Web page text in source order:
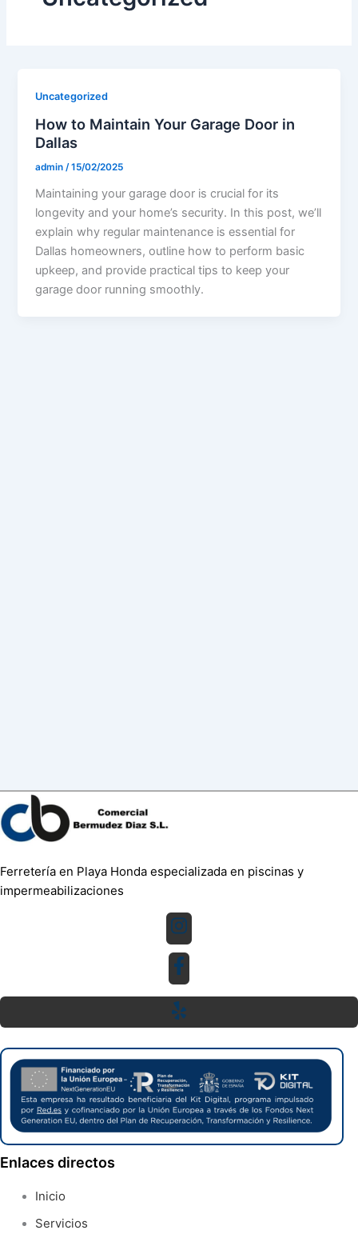
Uncategorized
How to Maintain Your Garage Door in
Dallas
admin/15/02/2025
Maintaining your garage door is crucial for its
longevity and your home’s security. In this post, we’ll
explain why regular maintenance is essential for
Dallas homeowners, outline how to perform basic
upkeep, and provide practical tips to keep your
garage door running smoothly.
Ferretería en Playa Honda especializada en piscinas y
impermeabilizaciones
Enlaces directos
Inicio
Servicios